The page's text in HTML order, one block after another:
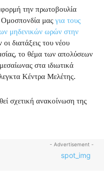
την πρωτοβουλία
μας για τους
μηδενικών ωρών στην
διατάξεις του νέου
το θέμα των απολύσεων
στα ιδιωτικά
Κέντρα Μελέτης.
σχετική ανακοίνωση της
- Advertisement -